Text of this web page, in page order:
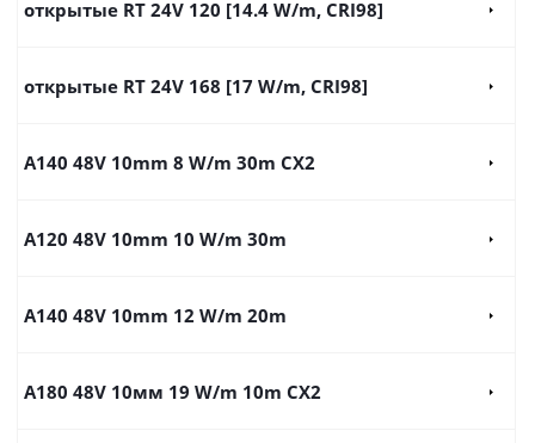
открытые RT 24V 120 [14.4 W/m, CRI98]
открытые RT 24V 168 [17 W/m, CRI98]
A140 48V 10mm 8 W/m 30m CX2
A120 48V 10mm 10 W/m 30m
A140 48V 10mm 12 W/m 20m
A180 48V 10мм 19 W/m 10m CX2